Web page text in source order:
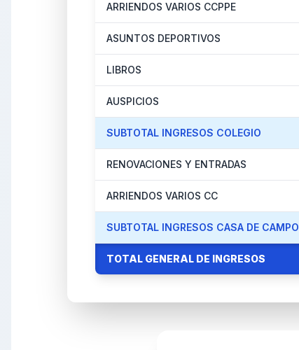
ARRIENDOS VARIOS CCPPE
ASUNTOS DEPORTIVOS
LIBROS
AUSPICIOS
SUBTOTAL INGRESOS COLEGIO
RENOVACIONES Y ENTRADAS
ARRIENDOS VARIOS CC
SUBTOTAL INGRESOS CASA DE CAMPO
TOTAL GENERAL DE INGRESOS